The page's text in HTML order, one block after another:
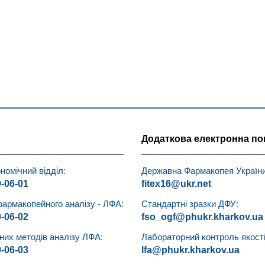
відділ:
06-01
аналізу - ЛФА:
06-02
методів аналізу ЛФА:
06-03
Додаткова електронна
Державна Фармакопея
fitex16@ukr.net
Стандартні зразки ДФУ:
fso_ogf@phukr.kharkov.ua
Лабораторний контроль
lfa@phukr.kharkov.ua